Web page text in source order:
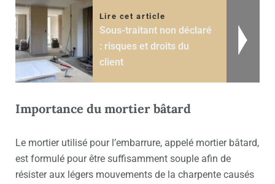
Lire cet article
Sous-traitant non déclaré
: risques et droits du
client
Importance du mortier bâtard
Le mortier utilisé pour l’embarrure, appelé mortier bâtard,
est formulé pour être suffisamment souple afin de
résister aux légers mouvements de la charpente causés